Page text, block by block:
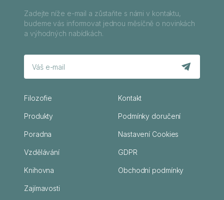
Zadejte níže e-mail a zůstaňte s námi v kontaktu,
budeme vás informovat jednou měsíčně o novinkách
a výhodných nabídkách.
Filozofie
Produkty
Poradna
Vzdělávání
Knihovna
Zajímavosti
Kontakt
Podmínky doručení
Nastavení Cookies
GDPR
Obchodní podmínky